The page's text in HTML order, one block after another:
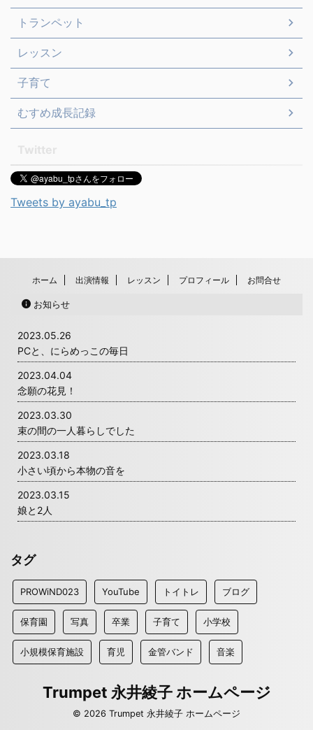
トランペット
レッスン
子育て
むすめ成長記録
Tweets by ayabu_tp
ホーム 出演情報 レッスン プロフィール お問合せ
お知らせ
2023.05.26
PCと、にらめっこの毎日
2023.04.04
念願の花見！
2023.03.30
束の間の一人暮らしでした
2023.03.18
小さい頃から本物の音を
2023.03.15
娘と2人
タグ
PROWiND023 YouTube トイトレ ブログ
保育園 写真 卒業 子育て 小学校
小規模保育施設 育児 金管バンド 音楽
Trumpet 永井綾子 ホームページ
© 2026 Trumpet 永井綾子 ホームページ